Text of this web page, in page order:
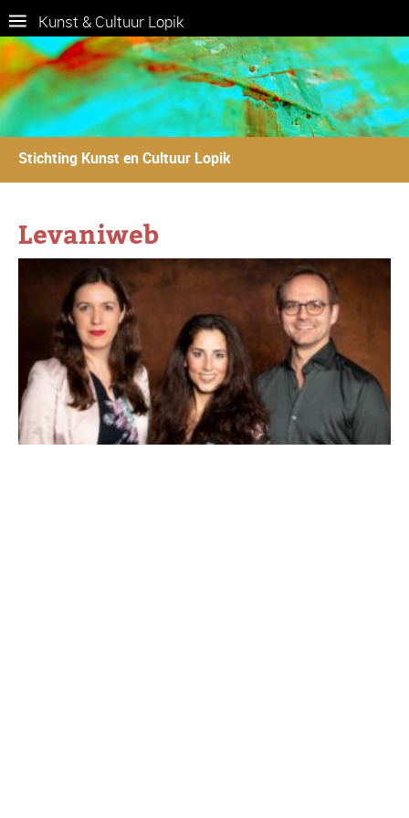
Kunst & Cultuur Lopik
Stichting Kunst en Cultuur Lopik
Levaniweb